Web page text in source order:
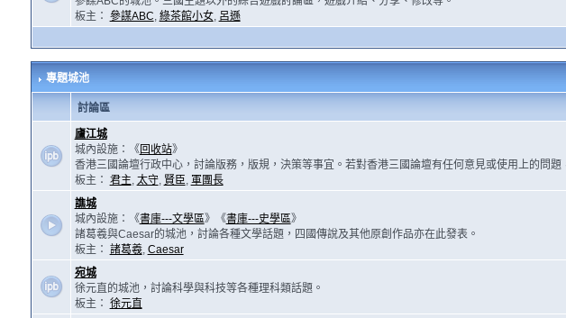
板主： 參謀ABC, 綠茶館小女, 呂遜
專題城池
討論區
廬江城
城內設施：《回收站》
香港三國論壇行政中心，討論版務，版規，決策等事宜。若對香港三國論壇有任何意見或使用上的問題
板主： 君主, 太守, 賢臣, 軍團長
譙城
城內設施：《書庫---文學區》《書庫---史學區》
諸葛羲與Caesar的城池，討論各種文學話題，四國傳說及其他原創作品亦在此發表。
板主： 諸葛羲, Caesar
宛城
徐元直的城池，討論科學與科技等各種理科類話題。
板主： 徐元直